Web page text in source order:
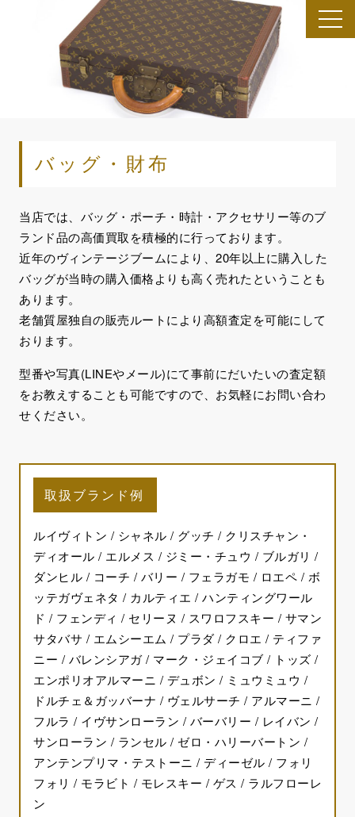
バッグ・財布
当店では、バッグ・ポーチ・時計・アクセサリー等のブ
ランド品の高価買取を積極的に行っております。
近年のヴィンテージブームにより、20年以上に購入した
バッグが当時の購入価格よりも高く売れたということも
あります。
老舗質屋独自の販売ルートにより高額査定を可能にして
おります。
型番や写真(LINEやメール)にて事前にだいたいの査定額
をお教えすることも可能ですので、お気軽にお問い合わ
せください。
取扱ブランド例
ルイヴィトン / シャネル / グッチ / クリスチャン・
ディオール / エルメス / ジミー・チュウ / ブルガリ /
ダンヒル / コーチ / バリー / フェラガモ / ロエペ / ボ
ッテガヴェネタ / カルティエ / ハンティングワール
ド / フェンディ / セリーヌ / スワロフスキー / サマン
サタバサ / エムシーエム / プラダ / クロエ / ティファ
ニー / バレンシアガ / マーク・ジェイコブ / トッズ /
エンポリオアルマーニ / デュボン / ミュウミュウ /
ドルチェ＆ガッバーナ / ヴェルサーチ / アルマーニ /
フルラ / イヴサンローラン / バーバリー / レイバン /
サンローラン / ランセル / ゼロ・ハリーバートン /
アンテンプリマ・テストーニ / ディーゼル / フォリ
フォリ / モラビト / モレスキー / ゲス / ラルフローレ
ン